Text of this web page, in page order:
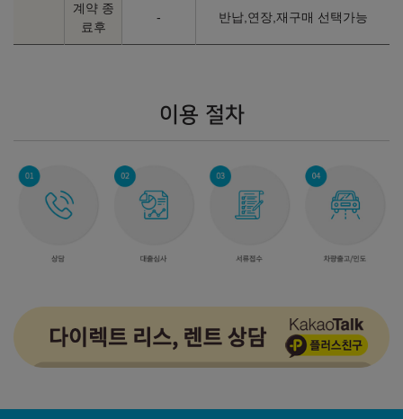
계약 종
료후
- 반납,연장,재구매 선택가능
이용 절차